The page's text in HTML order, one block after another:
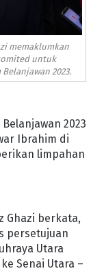
memaklumkan
untuk
2023.
2023
Ibrahim di
limpahan
Ghazi berkata,
persetujuan
Utara
Senai Utara –